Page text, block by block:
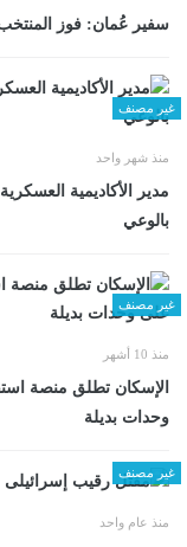
سفير عُمان: فوز
غير مصنف
منذ شهر واحد
مدير الأكاديمية
بالوعي
غير مصنف
منذ 10 أشهر
الإسكان تطلق منصة
وحدات بديلة
غير مصنف
منذ عام واحد